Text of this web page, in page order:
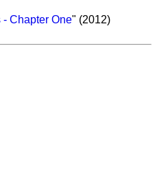
- Chapter One" (2012)